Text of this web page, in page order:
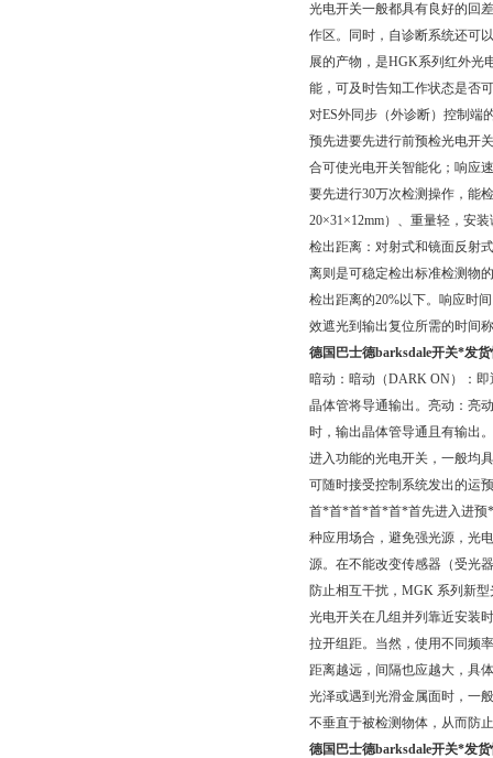
光电开关一般都具有良好的回
作区。同时，自诊断系统还可
展的产物，是HGK系列红外光
能，可及时告知工作状态是否
对ES外同步（外诊断）控制
预先进要先进行前预检光电开
合可使光电开关智能化；响应
要先进行30万次检测操作，能
20×31×12mm）、重量轻，安
检出距离：对射式和镜面反射
离则是可稳定检出标准检测物
检出距离的20%以下。响应时
效遮光到输出复位所需的时间
德国巴士德barksdale开关*发货
暗动：暗动（DARK ON）：
晶体管将导通输出。亮动：亮
时，输出晶体管导通且有输出
进入功能的光电开关，一般均
可随时接受控制系统发出的运
首*首*首*首*首*首先进入进预
种应用场合，避免强光源，光
源。在不能改变传感器（受光
防止相互干扰，MGK 系列新
光电开关在几组并列靠近安装
拉开组距。当然，使用不同频
距离越远，间隔也应越大，具
光泽或遇到光滑金属面时，一
不垂直于被检测物体，从而防
德国巴士德barksdale开关*发货